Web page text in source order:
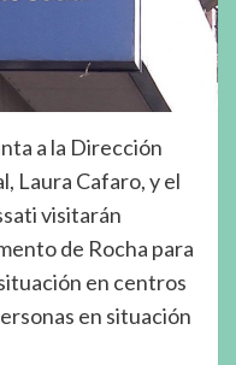
a la Dirección
Laura Cafaro, y el
visitarán
de Rocha para
en centros
en situación